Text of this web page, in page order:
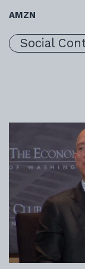
AMZN
Social